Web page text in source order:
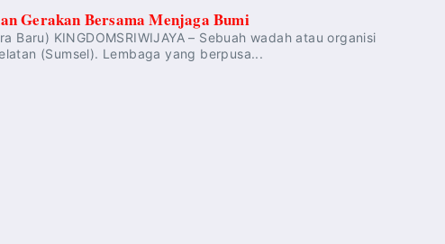
Gerakan Bersama Menjaga Bumi
Baru) KINGDOMSRIWIJAYA – Sebuah wadah atau organisi
(Sumsel). Lembaga yang berpusa...